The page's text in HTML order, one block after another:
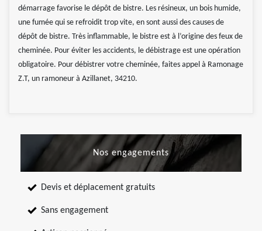
démarrage favorise le dépôt de bistre. Les résineux, un bois humide,
une fumée qui se refroidit trop vite, en sont aussi des causes de
dépôt de bistre. Très inflammable, le bistre est à l’origine des feux de
cheminée. Pour éviter les accidents, le débistrage est une opération
obligatoire. Pour débistrer votre cheminée, faites appel à Ramonage
Z.T, un ramoneur à Azillanet, 34210.
Nos engagements
Devis et déplacement gratuits
Sans engagement